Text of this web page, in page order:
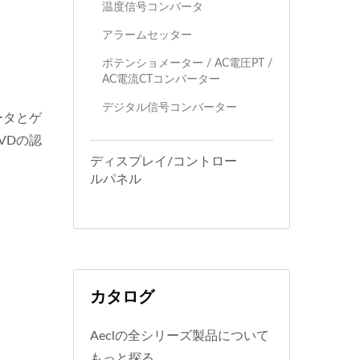
タとゲ
の認
温度信号コンバータ
アラームセッター
ポテンショメーター / AC電圧PT /
AC電流CTコンバーター
デジタル信号コンバーター
ディスプレイ/コントロー
ルパネル
カタログ
Aeclの全シリーズ製品について